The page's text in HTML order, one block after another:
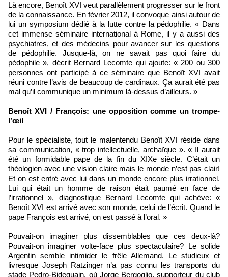
Là encore, Benoît XVI veut parallèlement progresser sur le front
de la connaissance. En février 2012, il convoque ainsi autour de
lui un symposium dédié à la lutte contre la pédophilie. « Dans
cet immense séminaire international à Rome, il y a aussi des
psychiatres, et des médecins pour avancer sur les questions
de pédophilie. Jusque-là, on ne savait pas quoi faire du
pédophile », décrit Bernard Lecomte qui ajoute: « 200 ou 300
personnes ont participé à ce séminaire que Benoît XVI avait
réuni contre l’avis de beaucoup de cardinaux. Ça aurait été pas
mal qu’il communique un minimum là-dessus d’ailleurs. »
Benoît XVI / François: une opposition comme un trompe-
l’œil
Pour le spécialiste, tout le malentendu Benoît XVI réside dans
sa communication, « trop intellectuelle, archaïque ». « Il aurait
été un formidable pape de la fin du XIXe siècle. C’était un
théologien avec une vision claire mais le monde n’est pas clair!
Et on est entré avec lui dans un monde encore plus irrationnel.
Lui qui était un homme de raison était paumé en face de
l’irrationnel », diagnostique Bernard Lecomte qui achève: «
Benoît XVI est arrivé avec son monde, celui de l’écrit. Quand le
pape François est arrivé, on est passé à l’oral. »
Pouvait-on imaginer plus dissemblables que ces deux-là?
Pouvait-on imaginer volte-face plus spectaculaire? Le solide
Argentin semble intimider le frêle Allemand. Le studieux et
livresque Joseph Ratzinger n’a pas connu les transports du
stade Pedro-Bideguain, où Jorge Bergoglio, supporteur du club